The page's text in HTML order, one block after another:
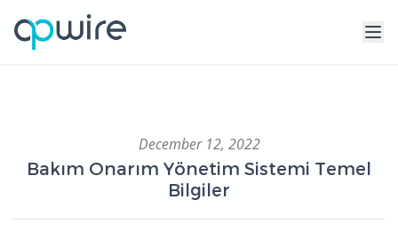
December 12, 2022
Bakım Onarım Yönetim Sistemi Temel
Bilgiler